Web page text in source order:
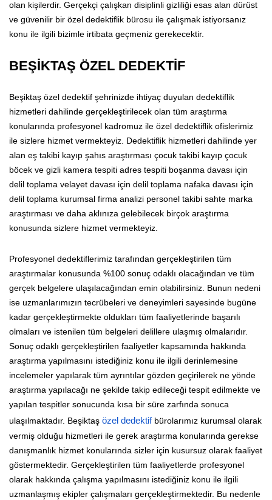
olan kişilerdir. Gerçekçi çalışkan disiplinli gizliliği esas alan dürüst
ve güvenilir bir özel dedektiflik bürosu ile çalışmak istiyorsanız
konu ile ilgili bizimle irtibata geçmeniz gerekecektir.
BEŞİKTAŞ ÖZEL DEDEKTİF
Beşiktaş özel dedektif şehrinizde ihtiyaç duyulan dedektiflik
hizmetleri dahilinde gerçekleştirilecek olan tüm araştırma
konularında profesyonel kadromuz ile özel dedektiflik ofislerimiz
ile sizlere hizmet vermekteyiz. Dedektiflik hizmetleri dahilinde yer
alan eş takibi kayıp şahıs araştırması çocuk takibi kayıp çocuk
böcek ve gizli kamera tespiti adres tespiti boşanma davası için
delil toplama velayet davası için delil toplama nafaka davası için
delil toplama kurumsal firma analizi personel takibi sahte marka
araştırması ve daha aklınıza gelebilecek birçok araştırma
konusunda sizlere hizmet vermekteyiz.
Profesyonel dedektiflerimiz tarafından gerçekleştirilen tüm
araştırmalar konusunda %100 sonuç odaklı olacağından ve tüm
gerçek belgelere ulaşılacağından emin olabilirsiniz. Bunun nedeni
ise uzmanlarımızın tecrübeleri ve deneyimleri sayesinde bugüne
kadar gerçekleştirmekte oldukları tüm faaliyetlerinde başarılı
olmaları ve istenilen tüm belgeleri delillere ulaşmış olmalarıdır.
Sonuç odaklı gerçekleştirilen faaliyetler kapsamında hakkında
araştırma yapılmasını istediğiniz konu ile ilgili derinlemesine
incelemeler yapılarak tüm ayrıntılar gözden geçirilerek ne yönde
araştırma yapılacağı ne şekilde takip edileceği tespit edilmekte ve
yapılan tespitler sonucunda kısa bir süre zarfında sonuca
ulaşılmaktadır. Beşiktaş özel dedektifbürolarımız kurumsal olarak
vermiş olduğu hizmetleri ile gerek araştırma konularında gerekse
danışmanlık hizmet konularında sizler için kusursuz olarak faaliyet
göstermektedir. Gerçekleştirilen tüm faaliyetlerde profesyonel
olarak hakkında çalışma yapılmasını istediğiniz konu ile ilgili
uzmanlaşmış ekipler çalışmaları gerçekleştirmektedir. Bu nedenle